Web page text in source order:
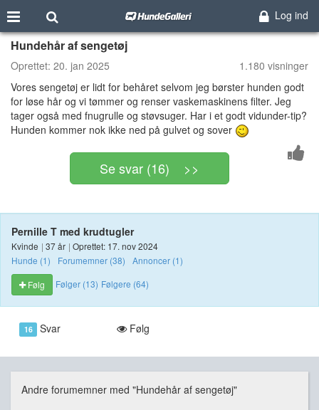
Log ind
Hundehår af sengetøj
Oprettet: 20. jan 2025
1.180 visninger
Vores sengetøj er lidt for behåret selvom jeg børster hunden godt
for løse hår og vi tømmer og renser vaskemaskinens filter. Jeg
tager også med fnugrulle og støvsuger. Har i et godt vidunder-tip?
Hunden kommer nok ikke ned på gulvet og sover
Se svar (16) >>
Pernille T med krudtugler
Kvinde | 37 år | Oprettet: 17. nov 2024
Hunde (1)
Forumemner (38)
Annoncer (1)
Følg
Følger (13) Følgere (64)
16 Svar Følg
Andre forumemner med "Hundehår af sengetøj"